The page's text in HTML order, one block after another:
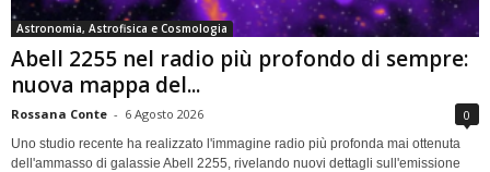
Astronomia, Astrofisica e Cosmologia
Abell 2255 nel radio più profondo di sempre:
nuova mappa del...
Rossana Conte - 6 Agosto 2026 0
Uno studio recente ha realizzato l'immagine radio più profonda mai ottenuta
dell'ammasso di galassie Abell 2255, rivelando nuovi dettagli sull'emissione